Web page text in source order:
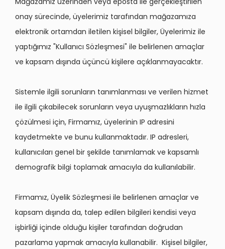
onay sürecinde, üyelerimiz tarafından mağazamıza
elektronik ortamdan iletilen kişisel bilgiler, Üyelerimiz ile
yaptığımız "Kullanıcı Sözleşmesi" ile belirlenen amaçlar
ve kapsam dışında üçüncü kişilere açıklanmayacaktır.
Sistemle ilgili sorunların tanımlanması ve verilen hizmet
ile ilgili çıkabilecek sorunların veya uyuşmazlıkların hızla
çözülmesi için, Firmamız, üyelerinin IP adresini
kaydetmekte ve bunu kullanmaktadır. IP adresleri,
kullanıcıları genel bir şekilde tanımlamak ve kapsamlı
demografik bilgi toplamak amacıyla da kullanılabilir.
Firmamız, Üyelik Sözleşmesi ile belirlenen amaçlar ve
kapsam dışında da, talep edilen bilgileri kendisi veya
işbirliği içinde olduğu kişiler tarafından doğrudan
pazarlama yapmak amacıyla kullanabilir. Kişisel bilgiler,